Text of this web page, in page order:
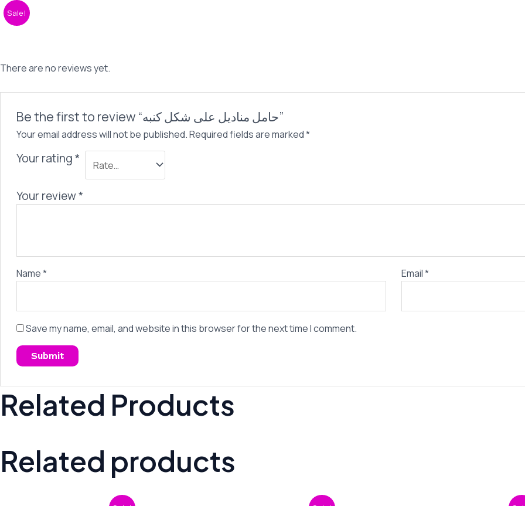
quantity
Sale!
There are no reviews yet.
Be the first to review “حامل مناديل على شكل كنبه”
Your email address will not be published.Required fields are marked*
Your rating*
Your review*
Name* Email*
Save my name, email, and website in this browser for the next time I comment.
Related Products
Related products
Current
Current